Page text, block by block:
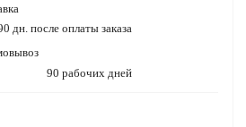
дн. после оплаты заказа
90 рабочих дней